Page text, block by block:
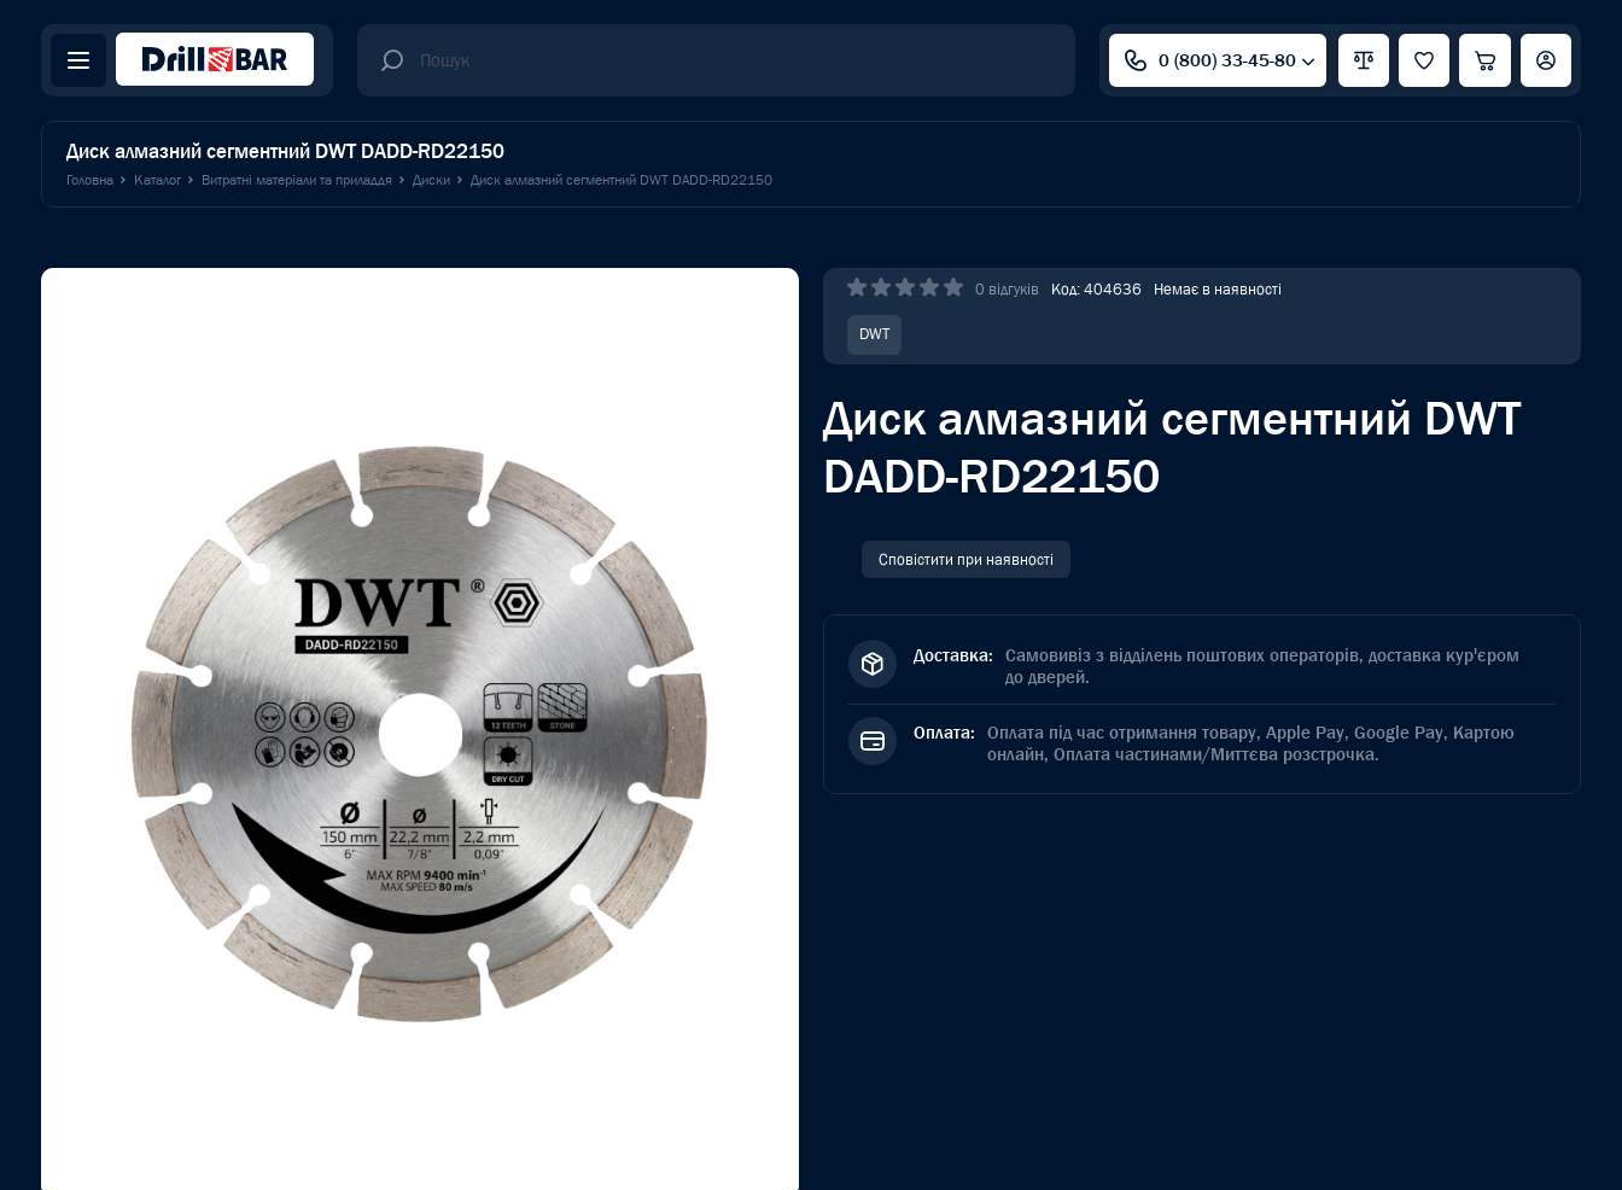
0 (800) 33-45-80
Диск алмазний сегментний DWT DADD-RD22150
Головна Каталог Витратні матеріали та приладдя Диски Диск алмазний сегментний DWT DADD-RD22150
0 відгуків Код: 404636 Немає в наявності
DWT
Диск алмазний сегментний DWT
DADD-RD22150
Сповістити при наявності
Доставка: Самовивіз з відділень поштових операторів, доставка кур'єром
до дверей.
Оплата: Оплата під час отримання товару, Apple Pay, Google Pay, Картою
онлайн, Оплата частинами/Миттєва розстрочка.